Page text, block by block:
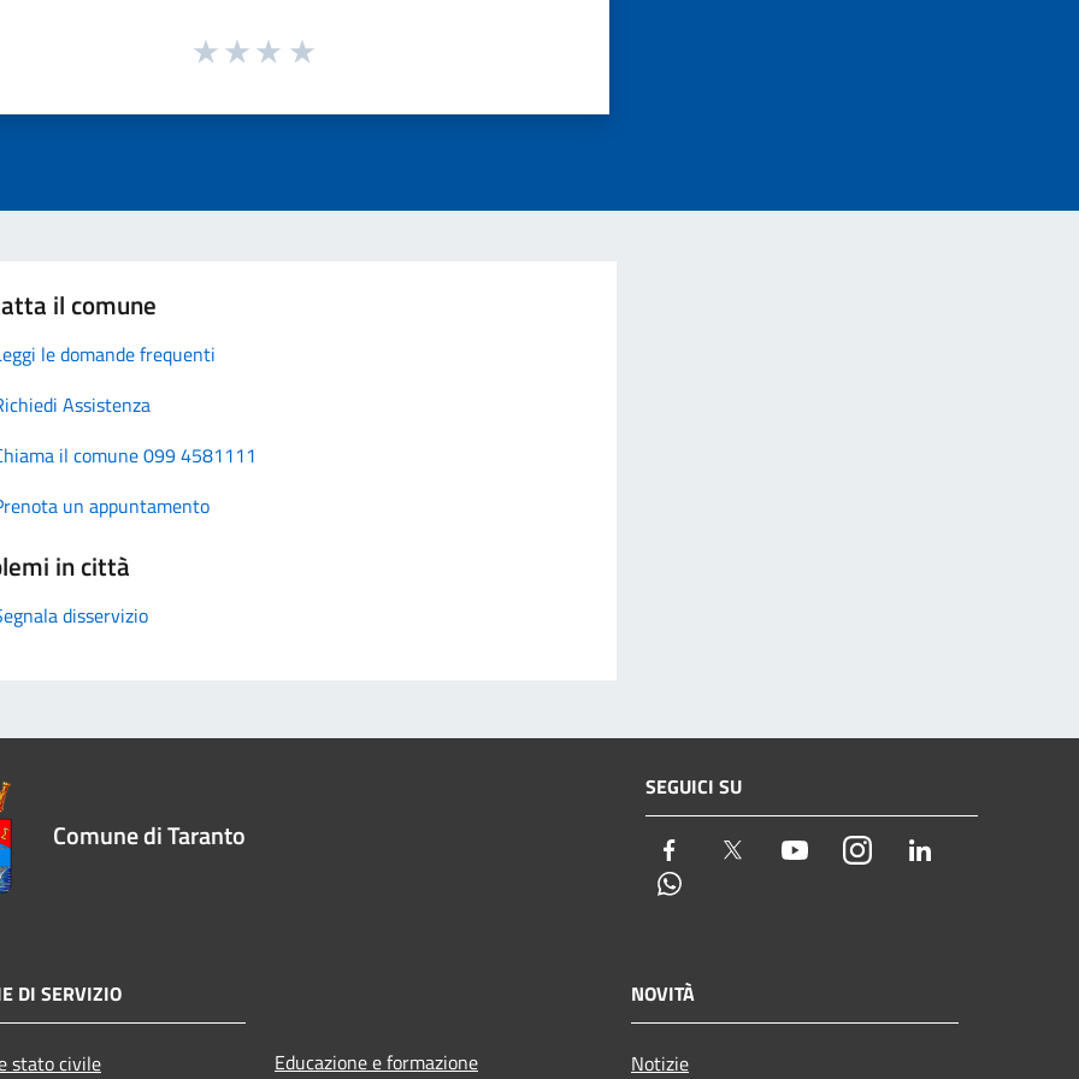
il comune
le domande frequenti
Assistenza
il comune 099 4581111
un appuntamento
in città
disservizio
Comune di Taranto
SEGUICI SU
Facebook Twitter YoutubeInstagram
DI SERVIZIO
stato civile Educazione e formazione
NOVITÀ
Notizie